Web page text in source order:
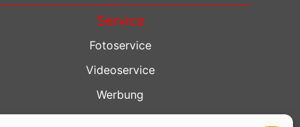
Service
Fotoservice
Videoservice
Werbung